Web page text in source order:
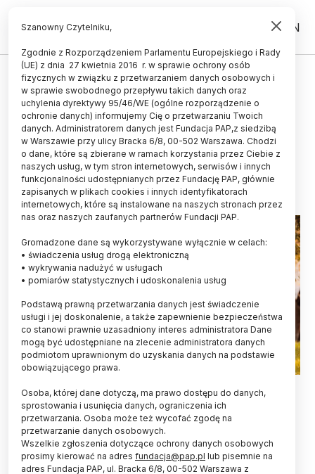
PL EN
ŚWIAT
Dzieciństwo z psem może
zapobiegać chorobie
Leśniowskiego-Crohna
29.05.2022
aktualizacja: 29.05.2022
2 minuty czytania
Małe dzieci, które dorastają z psem lub w dużej
rodzinie, mogą w późniejszym życiu być w
pewnym stopniu chronione przed przewlekłym
zapaleniem jelit znanym jako choroba
Leśniowskiego-Crohna – ogłoszono podczas
Szanowny Czytelniku,
Zgodnie z Rozporządzeniem Parlamentu Europejskiego i Rady
(UE) z dnia 27 kwietnia 2016 r. w sprawie ochrony osób
fizycznych w związku z przetwarzaniem danych osobowych i
w sprawie swobodnego przepływu takich danych oraz
uchylenia dyrektywy 95/46/WE (ogólne rozporządzenie o
ochronie danych) informujemy Cię o przetwarzaniu Twoich
danych. Administratorem danych jest Fundacja PAP,z siedzibą
w Warszawie przy ulicy Bracka 6/8, 00-502 Warszawa. Chodzi
o dane, które są zbierane w ramach korzystania przez Ciebie z
naszych usług, w tym stron internetowych, serwisów i innych
funkcjonalności udostępnianych przez Fundację PAP, głównie
zapisanych w plikach cookies i innych identyfikatorach
internetowych, które są instalowane na naszych stronach przez
nas oraz naszych zaufanych partnerów Fundacji PAP.
Gromadzone dane są wykorzystywane wyłącznie w celach:
• świadczenia usług drogą elektroniczną
• wykrywania nadużyć w usługach
• pomiarów statystycznych i udoskonalenia usług
Podstawą prawną przetwarzania danych jest świadczenie
usługi i jej doskonalenie, a także zapewnienie bezpieczeństwa
co stanowi prawnie uzasadniony interes administratora Dane
mogą być udostępniane na zlecenie administratora danych
podmiotom uprawnionym do uzyskania danych na podstawie
obowiązującego prawa.
Osoba, której dane dotyczą, ma prawo dostępu do danych,
sprostowania i usunięcia danych, ograniczenia ich
przetwarzania. Osoba może też wycofać zgodę na
przetwarzanie danych osobowych.
Wszelkie zgłoszenia dotyczące ochrony danych osobowych
prosimy kierować na adres fundacja@pap.pl lub pisemnie na
adres Fundacja PAP, ul. Bracka 6/8, 00-502 Warszawa z